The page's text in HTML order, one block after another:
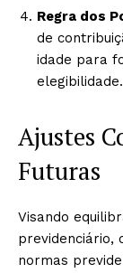
Regra dos
de
idade para
elegibilidade.
Ajustes
Futuras
Visando
previdenciário,
normas